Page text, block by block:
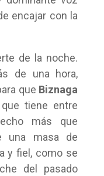
encajar con la
de la noche.
de una hora,
que Biznaga
tiene entre
más que
una masa de
y fiel, como se
del pasado